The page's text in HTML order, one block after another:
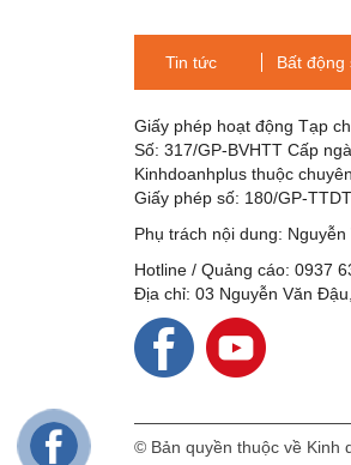
Tin tức Bất động
Giấy phép hoạt động Tạp
Số: 317/GP-BVHTT Cấp
Kinhdoanhplus thuộc
Giấy phép số: 180/GP-TTDT
Phụ trách nội dung: Nguyễn
Hotline / Quảng cáo: 0937
Địa chỉ: 03 Nguyễn Văn
© Bản quyền thuộc về Kinh